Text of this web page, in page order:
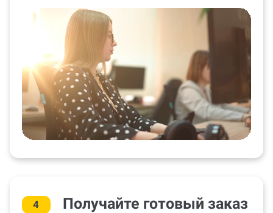
4 Получайте готовый заказ